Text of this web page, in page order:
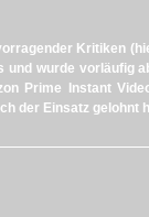
Kritiken
und wurde vorläufig
Prime Instant
der Einsatz gelohnt